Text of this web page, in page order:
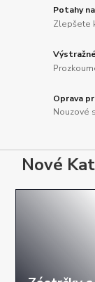
Potahy
Zlepšete
Oprava
Nouzové
Nové